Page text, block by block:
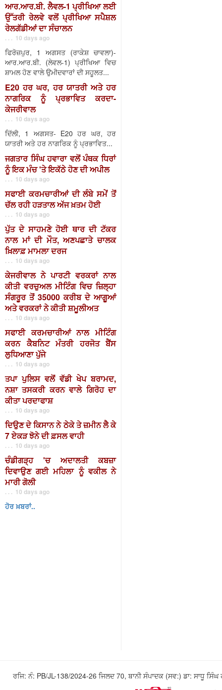
ਆਰ.ਆਰ.ਬੀ. ਲੈਵਲ-1 ਪ੍ਰੀਖਿਆ ਲਈ
ਉੱਤਰੀ ਰੇਲਵੇ ਵਲੋਂ ਪ੍ਰੀਖਿਆ ਸਪੈਸ਼ਲ
ਰੇਲਗੱਡੀਆਂ ਦਾ ਸੰਚਾਲਨ
. . . 10 days ago
ਫਿਰੋਜ਼ਪੁਰ, 1 ਅਗਸਤ (ਰਾਕੇਸ਼ ਚਾਵਲਾ)-
ਆਰ.ਆਰ.ਬੀ. (ਲੇਵਲ-1) ਪ੍ਰੀਖਿਆ ਵਿਚ
ਸ਼ਾਮਲ ਹੋਣ ਵਾਲੇ ਉਮੀਦਵਾਰਾਂ ਦੀ ਸਹੂਲਤ...
E20 ਹਰ ਘਰ, ਹਰ ਯਾਤਰੀ ਅਤੇ ਹਰ
ਨਾਗਰਿਕ ਨੂੰ ਪ੍ਰਭਾਵਿਤ ਕਰਦਾ-
ਕੇਜਰੀਵਾਲ
. . . 10 days ago
ਦਿੱਲੀ, 1 ਅਗਸਤ- E20 ਹਰ ਘਰ, ਹਰ
ਯਾਤਰੀ ਅਤੇ ਹਰ ਨਾਗਰਿਕ ਨੂੰ ਪ੍ਰਭਾਵਿਤ...
ਜਗਤਾਰ ਸਿੰਘ ਹਵਾਰਾ ਵਲੋਂ ਪੰਥਕ ਧਿਰਾਂ
ਨੂੰ ਇਕ ਮੰਚ 'ਤੇ ਇਕੱਠੇ ਹੋਣ ਦੀ ਅਪੀਲ
. . . 10 days ago
ਸਫਾਈ ਕਰਮਚਾਰੀਆਂ ਦੀ ਲੰਬੇ ਸਮੇਂ ਤੋਂ
ਚੱਲ ਰਹੀ ਹੜਤਾਲ ਅੱਜ ਖ਼ਤਮ ਹੋਈ
. . . 10 days ago
ਪੁੱਤ ਦੇ ਸਾਹਮਣੇ ਹੋਈ ਥਾਰ ਦੀ ਟੱਕਰ
ਨਾਲ ਮਾਂ ਦੀ ਮੌਤ, ਅਣਪਛਾਤੇ ਚਾਲਕ
ਖ਼ਿਲਾਫ਼ ਮਾਮਲਾ ਦਰਜ
. . . 10 days ago
ਕੇਜਰੀਵਾਲ ਨੇ ਪਾਰਟੀ ਵਰਕਰਾਂ ਨਾਲ
ਕੀਤੀ ਵਰਚੁਅਲ ਮੀਟਿੰਗ ਵਿਚ ਜ਼ਿਲ੍ਹਾ
ਸੰਗਰੂਰ ਤੋਂ 35000 ਕਰੀਬ ਦੇ ਆਗੂਆਂ
ਅਤੇ ਵਰਕਰਾਂ ਨੇ ਕੀਤੀ ਸ਼ਮੂਲੀਅਤ
. . . 10 days ago
ਸਫਾਈ ਕਰਮਚਾਰੀਆਂ ਨਾਲ ਮੀਟਿੰਗ
ਕਰਨ ਕੈਬਨਿਟ ਮੰਤਰੀ ਹਰਜੋਤ ਬੈਂਸ
ਲੁਧਿਆਣਾ ਪੁੱਜੇ
. . . 10 days ago
ਤਪਾ ਪੁਲਿਸ ਵਲੋਂ ਵੱਡੀ ਖੇਪ ਬਰਾਮਦ,
ਨਸ਼ਾ ਤਸਕਰੀ ਕਰਨ ਵਾਲੇ ਗਿਰੋਹ ਦਾ
ਕੀਤਾ ਪਰਦਾਫਾਸ਼
. . . 10 days ago
ਦਿਉਣ ਦੇ ਕਿਸਾਨ ਨੇ ਠੇਕੇ ਤੇ ਜ਼ਮੀਨ ਲੈ ਕੇ
7 ਏਕੜ ਝੋਨੇ ਦੀ ਫ਼ਸਲ ਵਾਹੀ
. . . 10 days ago
ਚੰਡੀਗੜ੍ਹ 'ਚ ਅਦਾਲਤੀ ਕਬਜ਼ਾ
ਦਿਵਾਉਣ ਗਈ ਮਹਿਲਾ ਨੂੰ ਵਕੀਲ ਨੇ
ਮਾਰੀ ਗੋਲੀ
. . . 10 days ago
ਹੋਰ ਖ਼ਬਰਾਂ..
ਰਜਿ: ਨੰ: PB/JL-138/2024-26 ਜਿਲਦ 70, ਬਾਨੀ ਸੰਪਾਦਕ (ਸਵ:) ਡਾ: ਸਾਧੂ